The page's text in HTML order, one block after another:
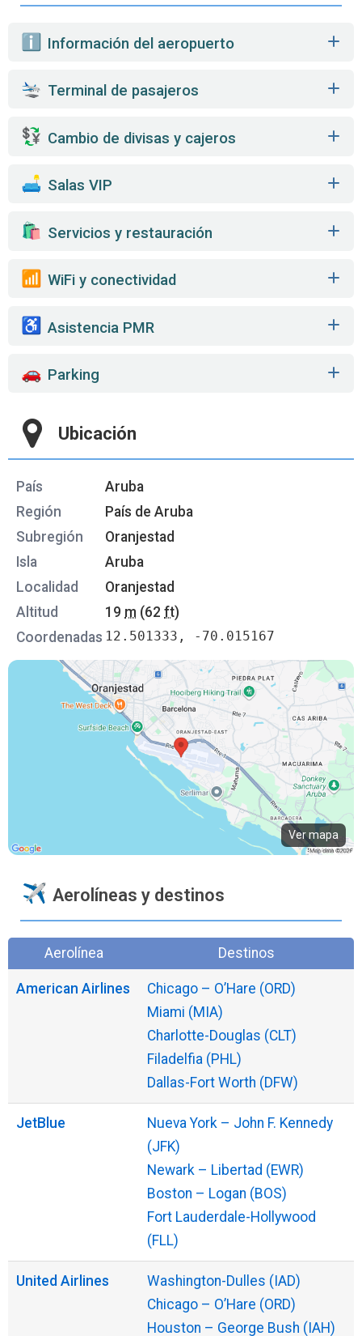
️ Información del aeropuerto
Terminal de pasajeros
Cambio de divisas y cajeros
️ Salas VIP
️ Servicios y restauración
WiFi y conectividad
Asistencia PMR
Parking
Ubicación
País
Aruba
Región
País de Aruba
Subregión
Oranjestad
Isla
Aruba
Localidad
Oranjestad
Altitud
19 m (62 ft)
Coordenadas 12.501333, -70.015167
Ver mapa
Aerolíneas y destinos
Aerolínea Destinos
American Airlines
Chicago – O’Hare (ORD)
Miami (MIA)
Charlotte-Douglas (CLT)
Filadelfia (PHL)
Dallas-Fort Worth (DFW)
JetBlue
Nueva York – John F. Kennedy
(JFK)
Newark – Libertad (EWR)
Boston – Logan (BOS)
Fort Lauderdale-Hollywood
(FLL)
United Airlines
Washington-Dulles (IAD)
Chicago – O’Hare (ORD)
Houston – George Bush (IAH)